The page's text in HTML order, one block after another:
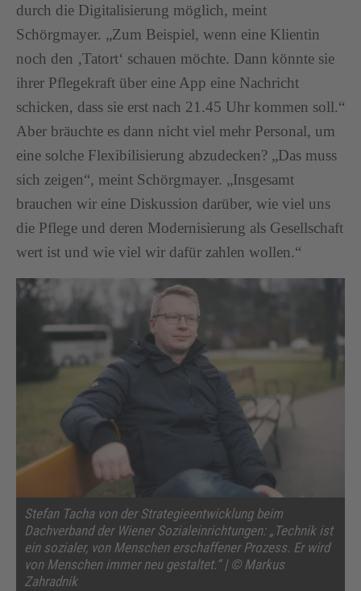
durch die Digitalisierung möglich, meint
Schörgmayer. „Zum Beispiel, wenn eine Klientin
noch den ‚Tatort‘ schauen möchte. Dann könnte sie
ihrer Pflegekraft über eine App eine Nachricht
schicken, dass sie erst nach 21.45 Uhr kommen soll.“
Aber bräuchte es dann nicht viel mehr Personal, um
eine solche Flexibilisierung abzudecken? „Das muss
sich zeigen“, meint Schörgmayer. „Insgesamt
brauchen wir eine Diskussion darüber, wie viel uns
die Pflege und deren Modernisierung als Gesellschaft
wert ist und wie viel wir dafür zahlen wollen.“
Stefan Tacha von der Strategieentwicklung beim
Dachverband der Wiener Sozialeinrichtungen: „Technik ist
ein sozialer, von Menschen erschaffener Prozess. Er wird
von Menschen immer neu gestaltet.“ | © Markus
Zahradnik